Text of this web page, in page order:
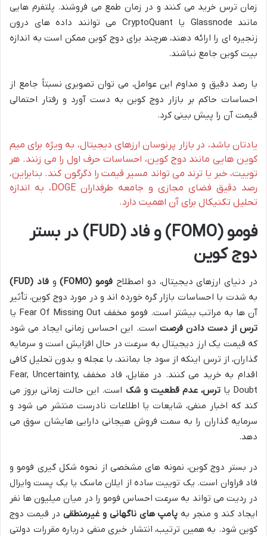
زمان ترس خرید می کنند و در زمان طمع می فروشند. پلتفرم هایی
مانند Glassnode یا CryptoQuant می توانند داده های درون
زنجیره ای را ارائه دهند، هرچند برای دوج کوین ممکن است به اندازه
بیت کوین جامع نباشند.
با رصد دقیق و مداوم این عوامل، می توان تصویری نسبتاً جامع از
احساسات حاکم بر بازار دوج کوین به دست آورد و رفتار احتمالی
قیمت آن را پیش بینی کرد.
یادتان باشد، در بازار پرنوسان ارزهای دیجیتال، به ویژه برای میم
کوین هایی مانند دوج کوین، احساسات حرف اول را می زنند. هر
توییت، خبر یا ترند می تواند مسیر قیمت را دگرگون کند. بنابراین،
رصد دقیق فضای مجازی و جامعه طرفداران DOGE، به اندازه
تحلیل تکنیکال برای آن اهمیت دارد.
فومو (FOMO) و فاد (FUD) در بستر
دوج کوین
در دنیای ارزهای دیجیتال، دو اصطلاح فومو (FOMO) وفاد (FUD)
به شدت با احساسات بازار گره خورده اند و در مورد دوج کوین، تأثیر
آن ها به مراتب بیشتر است. فومو مخفف Fear Of Missing Out یا
ترس از دست دادن فرصت است. این احساس زمانی ایجاد می شود
که قیمت یک ارز دیجیتال به سرعت در حال افزایش است و سرمایه
گذاران، از ترس اینکه از سود جا بمانند، با عجله و بدون تحلیل کافی
اقدام به خرید می کنند. در مقابل، فاد مخفف Fear, Uncertainty,
Doubt یا
ترس، عدم قطعیت و شک است. این حالت زمانی بروز می
کند که اخبار منفی، شایعات یا اطلاعات نادرست منتشر می شود و
سرمایه گذاران را به سمت فروش هیجانی دارایی هایشان سوق می
دهد.
در بستر دوج کوین، نمونه های مشخصی از نحوه شکل گیری فومو و
فاد فراوان است. یک توییت ساده از ایلان ماسک یا یک پست وایرال
در ردیت می تواند به سرعت احساس فومو را در میان میلیون ها نفر
ایجاد کند و منجر به پامپ های ناگهانی و غیرمنطقی در قیمت دوج
کوین شود. به همین ترتیب، انتشار خبری منفی درباره مقررات دولتی